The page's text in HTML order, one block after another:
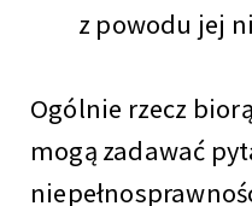
z powodu jej
Ogólnie rzecz
mogą zadawać